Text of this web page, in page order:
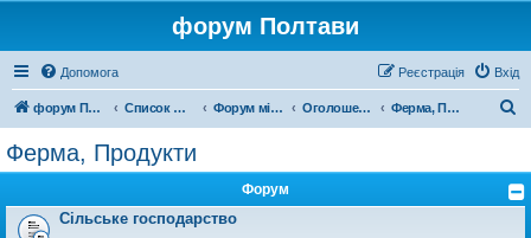
форум Полтави
Допомога Вхід
Реєстрація
форум Полтави Список форумів Форум міста Полтава Оголошення міста Полтава Ферма, Продукти
у
Ферма, Продукти
Форум
Сільське господарство